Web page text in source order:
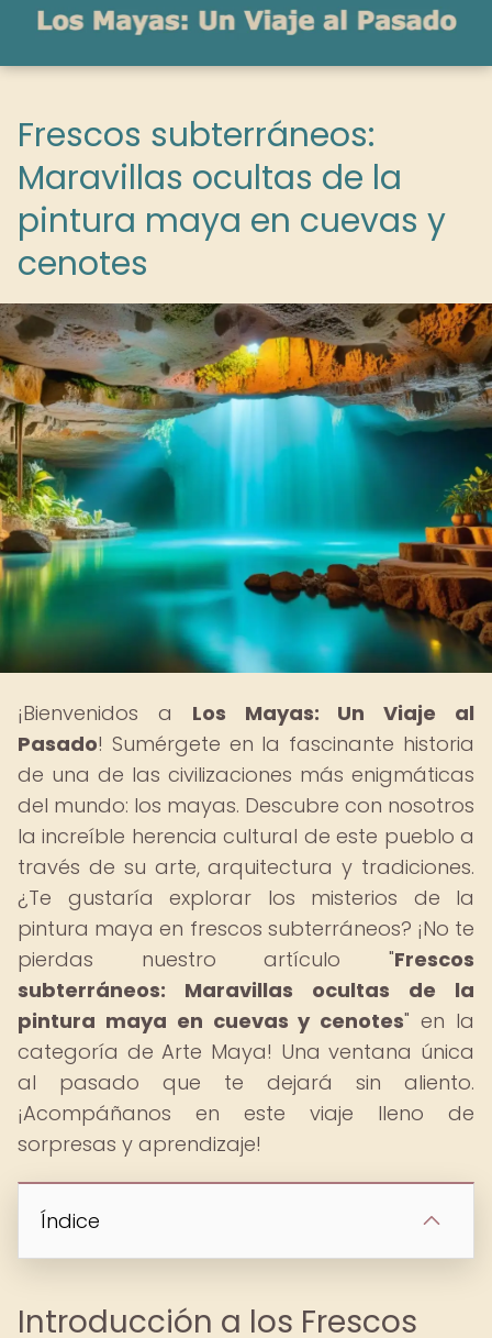
Frescos subterráneos:
Maravillas ocultas de la
pintura maya en cuevas y
cenotes
¡Bienvenidos a Los Mayas: Un Viaje al
Pasado! Sumérgete en la fascinante historia
de una de las civilizaciones más enigmáticas
del mundo: los mayas. Descubre con nosotros
la increíble herencia cultural de este pueblo a
través de su arte, arquitectura y tradiciones.
¿Te gustaría explorar los misterios de la
pintura maya en frescos subterráneos? ¡No te
pierdas nuestro artículo "Frescos
subterráneos: Maravillas ocultas de la
pintura maya en cuevas y cenotes" en la
categoría de Arte Maya! Una ventana única
al pasado que te dejará sin aliento.
¡Acompáñanos en este viaje lleno de
sorpresas y aprendizaje!
Índice
Introducción a los Frescos